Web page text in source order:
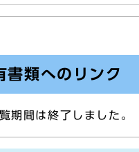
書類へのリンク
期間は終了しました。